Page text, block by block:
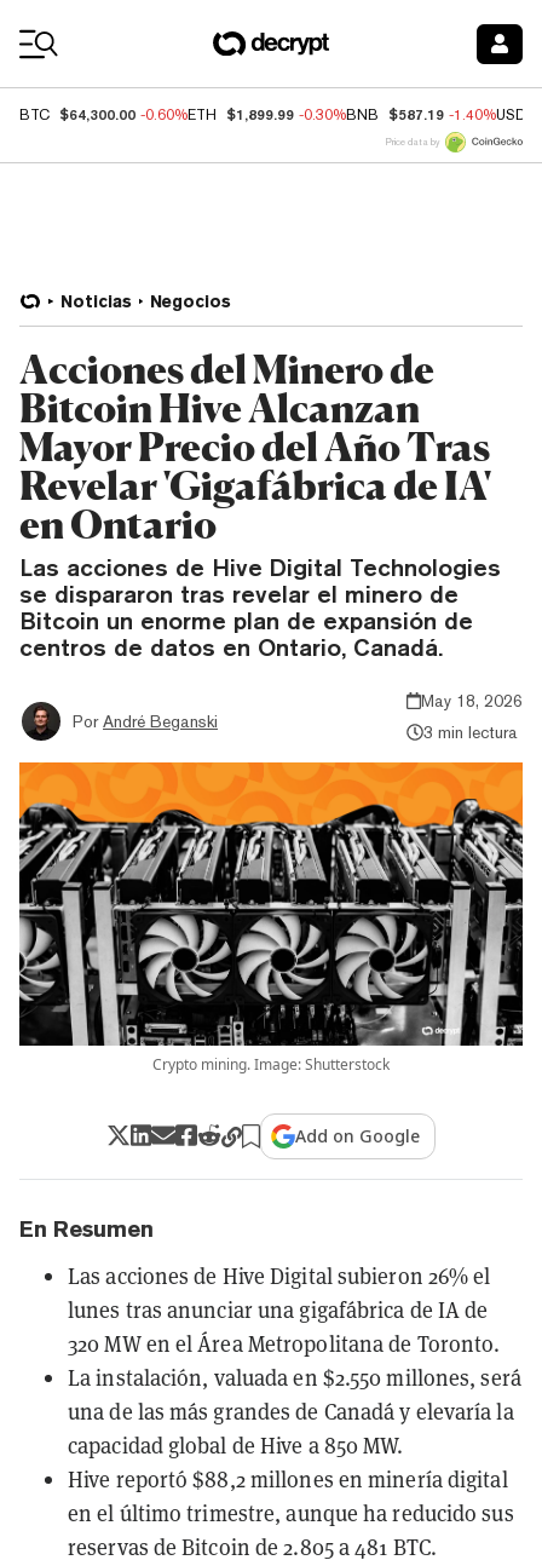
BTC $64,300.00 -0.60%ETH $1,899.99 -0.30%BNB $587.19 -1.40%USDC
Price data by
Noticias Negocios
Acciones del Minero de
Bitcoin Hive Alcanzan
Mayor Precio del Año Tras
Revelar 'Gigafábrica de IA'
en Ontario
Las acciones de Hive Digital Technologies
se dispararon tras revelar el minero de
Bitcoin un enorme plan de expansión de
centros de datos en Ontario, Canadá.
Por André Beganski
May 18, 2026
3 min lectura
Crypto mining. Image: Shutterstock
Add on Google
En Resumen
Las acciones de Hive Digital subieron 26% el
lunes tras anunciar una gigafábrica de IA de
320 MW en el Área Metropolitana de Toronto.
La instalación, valuada en $2.550 millones, será
una de las más grandes de Canadá y elevaría la
capacidad global de Hive a 850 MW.
Hive reportó $88,2 millones en minería digital
en el último trimestre, aunque ha reducido sus
reservas de Bitcoin de 2.805 a 481 BTC.